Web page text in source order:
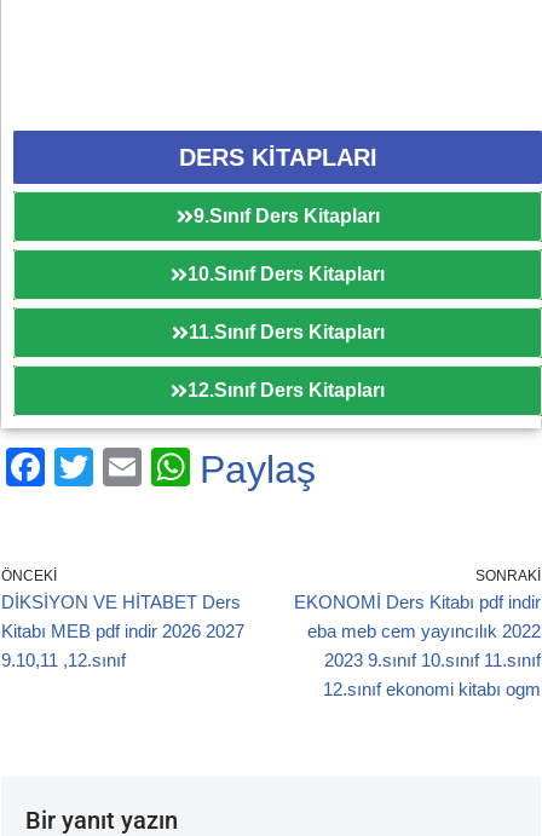
DERS KİTAPLARI
9.Sınıf Ders Kitapları
10.Sınıf Ders Kitapları
11.Sınıf Ders Kitapları
12.Sınıf Ders Kitapları
F
e
b
o
T
E
W
A
Paylaş
ÖNCEKI
DİKSİYON VE HİTABET Ders
Kitabı MEB pdf indir 2026 2027
9.10,11 ,12.sınıf
SONRAKI
EKONOMİ Ders Kitabı pdf indir
eba meb cem yayıncılık 2022
2023 9.sınıf 10.sınıf 11.sınıf
12.sınıf ekonomi kitabı ogm
Bir yanıt yazın